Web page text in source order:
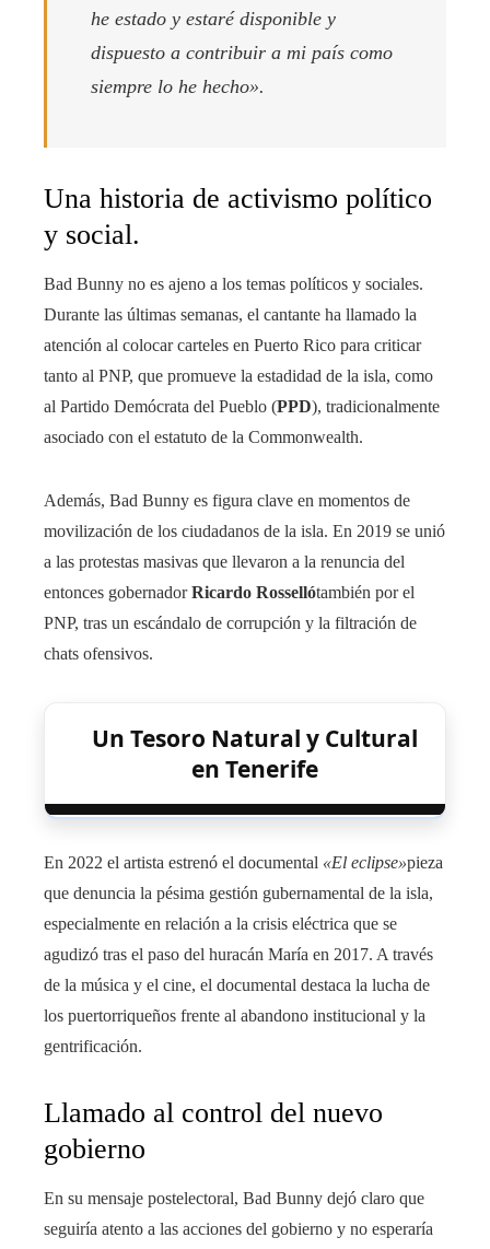
he estado y estaré disponible y
dispuesto a contribuir a mi país como
siempre lo he hecho».
Una historia de activismo político
y social.
Bad Bunny no es ajeno a los temas políticos y sociales.
Durante las últimas semanas, el cantante ha llamado la
atención al colocar carteles en Puerto Rico para criticar
tanto al PNP, que promueve la estadidad de la isla, como
al Partido Demócrata del Pueblo (PPD), tradicionalmente
asociado con el estatuto de la Commonwealth.
Además, Bad Bunny es figura clave en momentos de
movilización de los ciudadanos de la isla. En 2019 se unió
a las protestas masivas que llevaron a la renuncia del
entonces gobernadorRicardo Rossellótambién por el
PNP, tras un escándalo de corrupción y la filtración de
chats ofensivos.
Un Tesoro Natural y Cultural
en Tenerife
En 2022 el artista estrenó el documental «El eclipse»pieza
que denuncia la pésima gestión gubernamental de la isla,
especialmente en relación a la crisis eléctrica que se
agudizó tras el paso del huracán María en 2017. A través
de la música y el cine, el documental destaca la lucha de
los puertorriqueños frente al abandono institucional y la
gentrificación.
Llamado al control del nuevo
gobierno
En su mensaje postelectoral, Bad Bunny dejó claro que
seguiría atento a las acciones del gobierno y no esperaría